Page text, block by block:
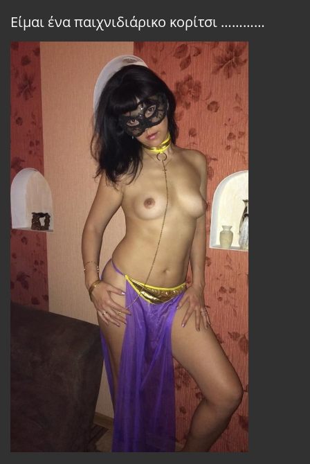
Είμαι ένα παιχνιδιάρικο κορίτσι …………